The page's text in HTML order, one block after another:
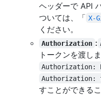
ヘッダーで API
ついては、「 X-
ください。
Authorization :
トークンを渡し
Authorization:
Authorization:
すことができる